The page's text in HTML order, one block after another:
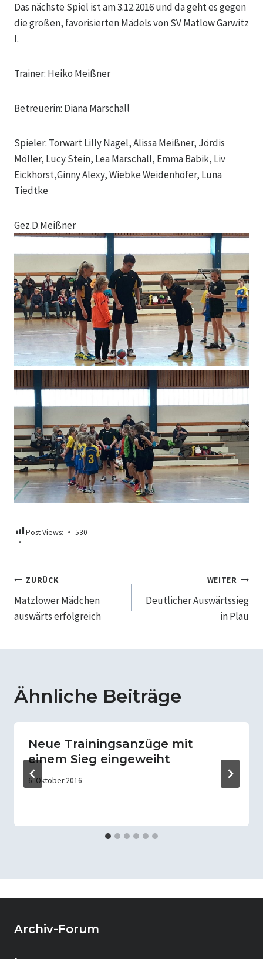
Das nächste Spiel ist am 3.12.2016 und da geht es gegen
die großen, favorisierten Mädels von SV Matlow Garwitz
I.
Trainer: Heiko Meißner
Betreuerin: Diana Marschall
Spieler: Torwart Lilly Nagel, Alissa Meißner, Jördis
Möller, Lucy Stein, Lea Marschall, Emma Babik, Liv
Eickhorst,Ginny Alexy, Wiebke Weidenhöfer, Luna
Tiedtke
Gez.D.Meißner
Post Views: 530
Beitragsnavigation
ZURÜCK
Matzlower Mädchen
auswärts erfolgreich
WEITER
Deutlicher Auswärtssieg
in Plau
Ähnliche Beiträge
Neue Trainingsanzüge mit
einem Sieg eingeweiht
6. Oktober 2016
Archiv-Forum